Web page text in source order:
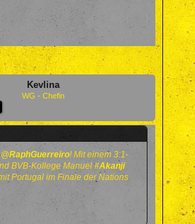
Kevlina
WG - Chefin
@RaphGuerreiro! Mit einem 3:1-
BVB-Kollege Manuel#Akanji
Portugal im Finale der Nations